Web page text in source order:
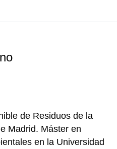
de Residuos de la
Madrid. Máster en
en la Universidad